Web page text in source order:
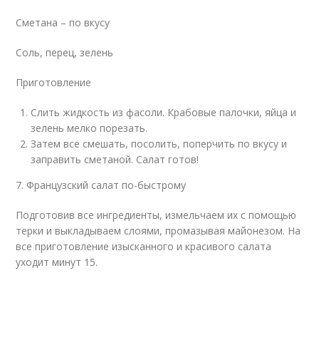
Сметана – по вкусу
Соль, перец, зелень
Приготовление
Слить жидкость из фасоли. Крабовые палочки, яйца и
зелень мелко порезать.
Затем все смешать, посолить, поперчить по вкусу и
заправить сметаной. Салат готов!
7. Французский салат по-быстрому
Подготовив все ингредиенты, измельчаем их с помощью
терки и выкладываем слоями, промазывая майонезом. На
все приготовление изысканного и красивого салата
уходит минут 15.